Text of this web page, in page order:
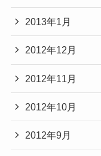
2013年1月
2012年12月
2012年11月
2012年10月
2012年9月